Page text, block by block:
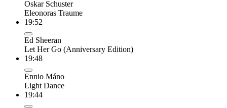
Oskar Schuster
Eleonoras Traume
19:52
Ed Sheeran
Let Her Go (Anniversary Edition)
19:48
Ennio Máno
Light Dance
19:44